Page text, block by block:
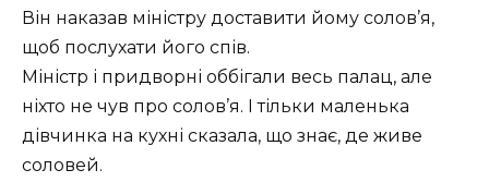
Він наказав міністру доставити йому солов’я,
щоб послухати його спів.
Міністр і придворні оббігали весь палац, але
ніхто не чув про солов’я. І тільки маленька
дівчинка на кухні сказала, що знає, де живе
соловей.